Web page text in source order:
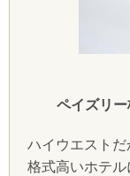
ペイズリ
ハイウエストだ
格式高いホテ